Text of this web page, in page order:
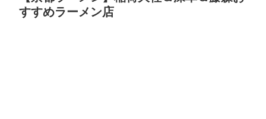
すすめラーメン店